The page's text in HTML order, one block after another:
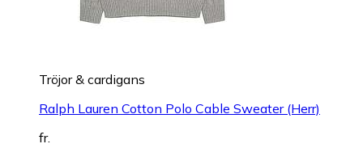
Tröjor & cardigans
Ralph Lauren Cotton Polo Cable Sweater (Herr)
fr.